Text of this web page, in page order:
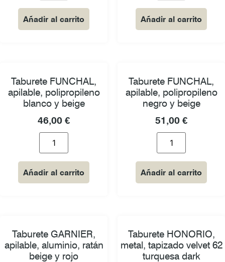
Añadir al carrito Añadir al carrito
Taburete FUNCHAL,
apilable, polipropileno
blanco y beige
46,00 €
Añadir al carrito
Taburete FUNCHAL,
apilable, polipropileno
negro y beige
51,00 €
Añadir al carrito
Taburete GARNIER,
apilable, aluminio, ratán
beige y rojo
Taburete HONORIO,
metal, tapizado velvet 62
turquesa dark